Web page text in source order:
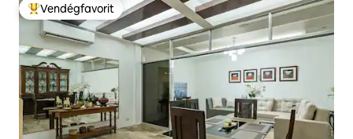
Kiemelt vendégfavorit
Vendégfavorit